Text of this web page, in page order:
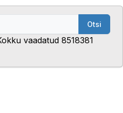
Otsi
vaadatud 8518381